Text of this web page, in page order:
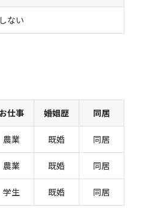
しない
お仕事 婚姻歴 同居
農業 既婚 同居
農業 既婚 同居
学生 既婚 同居